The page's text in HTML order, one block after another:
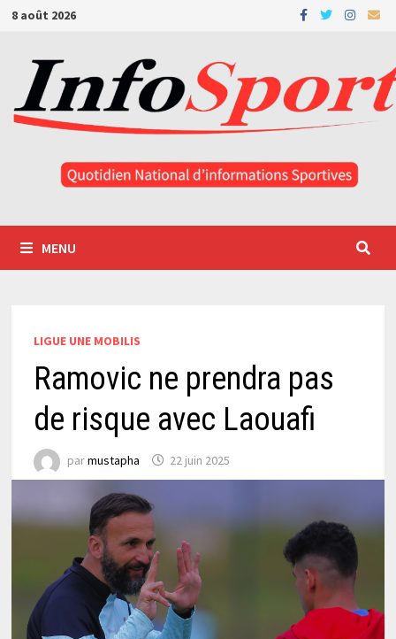
Passer
contenu
8 août 2026
MENU
LIGUE UNE MOBILIS
Ramovic ne prendra pas
de risque avec Laouafi
parmustapha 22 juin 2025